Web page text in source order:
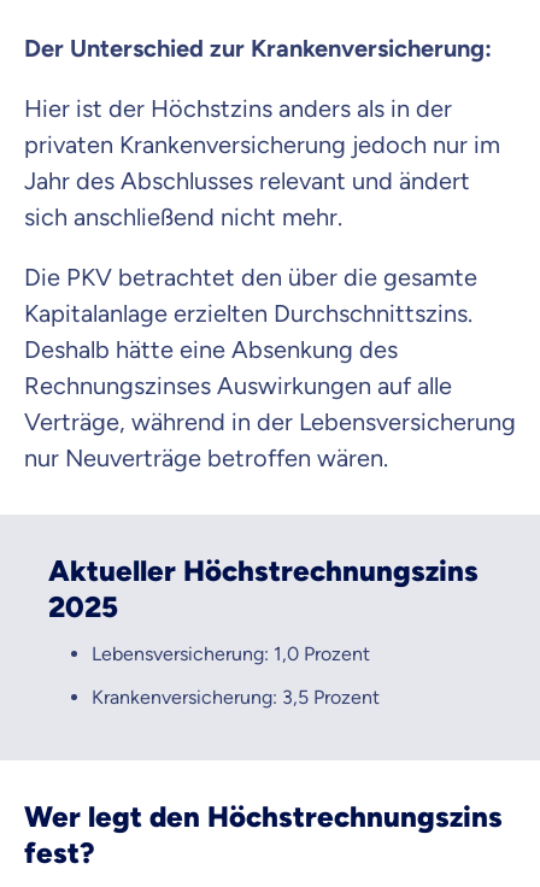
Der Unterschied zur Krankenversicherung:
Hier ist der Höchstzins anders als in der
privaten Krankenversicherung jedoch nur im
Jahr des Abschlusses relevant und ändert
sich anschließend nicht mehr.
Die PKV betrachtet den über die gesamte
Kapitalanlage erzielten Durchschnittszins.
Deshalb hätte eine Absenkung des
Rechnungszinses Auswirkungen auf alle
Verträge, während in der Lebensversicherung
nur Neuverträge betroffen wären.
Aktueller Höchstrechnungszins
2025
Lebensversicherung: 1,0 Prozent
Krankenversicherung: 3,5 Prozent
Wer legt den Höchstrechnungszins
fest?